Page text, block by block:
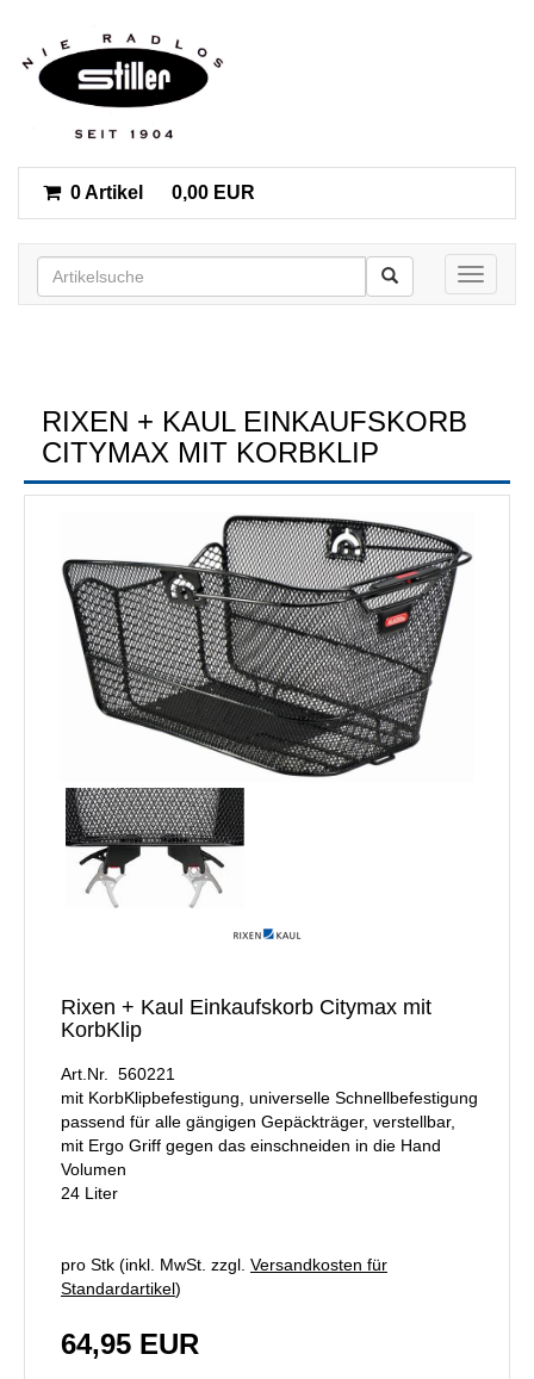
0 Artikel 0,00 EUR
Toggle
RIXEN + KAUL EINKAUFSKORB
CITYMAX MIT KORBKLIP
Rixen + Kaul Einkaufskorb Citymax mit
KorbKlip
Art.Nr. 560221
mit KorbKlipbefestigung, universelle Schnellbefestigung
passend für alle gängigen Gepäckträger, verstellbar,
mit Ergo Griff gegen das einschneiden in die Hand
Volumen
24 Liter
pro Stk (inkl. MwSt. zzgl. Versandkosten für
Standardartikel)
64,95 EUR